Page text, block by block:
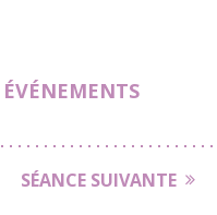
SÉANCE SUIVANTE